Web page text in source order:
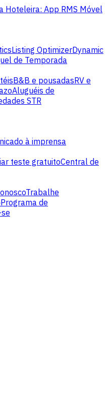
Hoteleira: App RMS Móvel
Listing OptimizerDynamic
de Temporada
B&B e pousadasRV e
Aluguéis de
STR
à imprensa
teste gratuitoCentral de
Trabalhe
Programa de